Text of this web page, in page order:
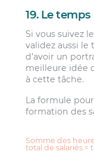
19. Le
Si vous suivez
validez aussi
d’avoir un
meilleure idée
à cette tâche.
La formule
formation des
Somme des
total de salariés =